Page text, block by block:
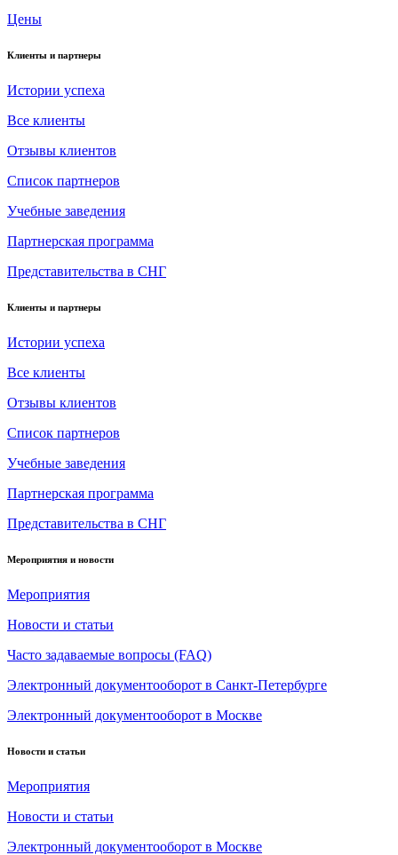
Цены
Клиенты и партнеры
Истории успеха
Все клиенты
Отзывы клиентов
Список партнеров
Учебные заведения
Партнерская программа
Представительства в СНГ
Клиенты и партнеры
Истории успеха
Все клиенты
Отзывы клиентов
Список партнеров
Учебные заведения
Партнерская программа
Представительства в СНГ
Мероприятия и новости
Мероприятия
Новости и статьи
Часто задаваемые вопросы (FAQ)
Электронный документооборот в Санкт-Петербурге
Электронный документооборот в Москве
Новости и статьи
Мероприятия
Новости и статьи
Электронный документооборот в Москве